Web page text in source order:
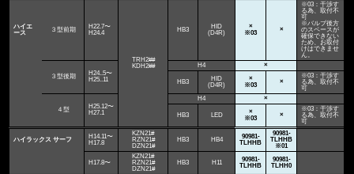
ハイエ
ース
３型前期
H22.7〜
H24.4
TRH2##
KDH2##
HB3
HID
(D4R)
×
※03
×
※03：干渉す
る為、取付不
可
※バルブ後方
のスペースが
確保できない
ため、お取付
けはできませ
ん。
３型後期
H24..5〜
H25..11
H4 ×
HB3
HID
(D4R)
×
※03
×
※03：干渉す
る為、取付不
可
４型
H25.12〜
H27.1
H4 ×
HB3 LED
×
※03
×
※03：干渉す
る為、取付不
可
ハイラックス サーフ
H14.11〜
H17.8
KZN21#
RZN21#
DZN21#
HB3 HB4
90981-
TLHHB
90981-
TLHHB
※01
H17.8〜
KZN21#
RZN21#
DZN21#
HB3 H11
90981-
TLHHB
90981-
TLHH0